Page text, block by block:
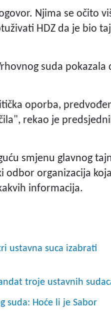
Njima se očito
HDZ da je bio
suda pokazala
oporba,
rekao je
smjenu glavnog
odbor organizacija koja
informacija.
ustavna suca izabrati
troje ustavnih
suda: Hoće li je Sabor